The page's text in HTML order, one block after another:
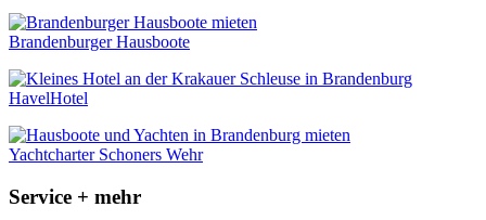
Brandenburger Hausboote
HavelHotel
Yachtcharter Schoners Wehr
Service + mehr